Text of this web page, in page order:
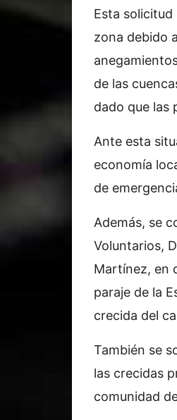
Esta
zona debido
de las
dado que las
Ante esta
economía
de
Además, se
Voluntarios,
Martínez, en
paraje de la
crecida del
También se
las crecidas
comunidad